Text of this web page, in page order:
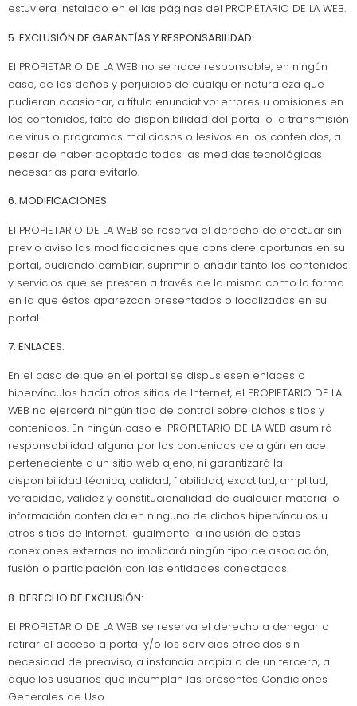
estuviera instalado en el las páginas del PROPIETARIO DE LA WEB.
5. EXCLUSIÓN DE GARANTÍAS Y RESPONSABILIDAD:
El PROPIETARIO DE LA WEB no se hace responsable, en ningún
caso, de los daños y perjuicios de cualquier naturaleza que
pudieran ocasionar, a título enunciativo: errores u omisiones en
los contenidos, falta de disponibilidad del portal o la transmisión
de virus o programas maliciosos o lesivos en los contenidos, a
pesar de haber adoptado todas las medidas tecnológicas
necesarias para evitarlo.
6. MODIFICACIONES:
El PROPIETARIO DE LA WEB se reserva el derecho de efectuar sin
previo aviso las modificaciones que considere oportunas en su
portal, pudiendo cambiar, suprimir o añadir tanto los contenidos
y servicios que se presten a través de la misma como la forma
en la que éstos aparezcan presentados o localizados en su
portal.
7. ENLACES:
En el caso de que en el portal se dispusiesen enlaces o
hipervínculos hacía otros sitios de Internet, el PROPIETARIO DE LA
WEB no ejercerá ningún tipo de control sobre dichos sitios y
contenidos. En ningún caso el PROPIETARIO DE LA WEB asumirá
responsabilidad alguna por los contenidos de algún enlace
perteneciente a un sitio web ajeno, ni garantizará la
disponibilidad técnica, calidad, fiabilidad, exactitud, amplitud,
veracidad, validez y constitucionalidad de cualquier material o
información contenida en ninguno de dichos hipervínculos u
otros sitios de Internet. Igualmente la inclusión de estas
conexiones externas no implicará ningún tipo de asociación,
fusión o participación con las entidades conectadas.
8. DERECHO DE EXCLUSIÓN:
El PROPIETARIO DE LA WEB se reserva el derecho a denegar o
retirar el acceso a portal y/o los servicios ofrecidos sin
necesidad de preaviso, a instancia propia o de un tercero, a
aquellos usuarios que incumplan las presentes Condiciones
Generales de Uso.